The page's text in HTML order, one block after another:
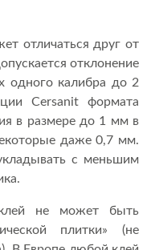
отличаться друг от
отклонение
одного калибра до 2
Cersanit формата
в размере до 1 мм в
даже 0,7 мм.
с меньшим
клей не может быть
плитки» (не